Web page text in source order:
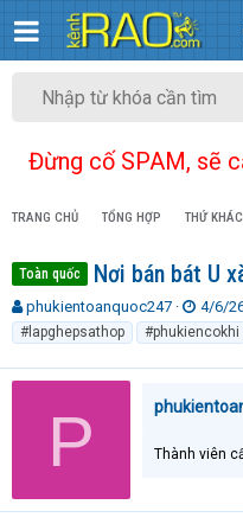
Đừng cố SPAM, sẽ
TRANG CHỦ TỔNG HỢP THỨ KHÁC
Toàn quốc Nơi bán bát U
T
h
r
e
r
phukientoanquoc247
N
g
à
y
ử
4/6/
#lapghepsathop
#phukiencokhi
P Thành viên